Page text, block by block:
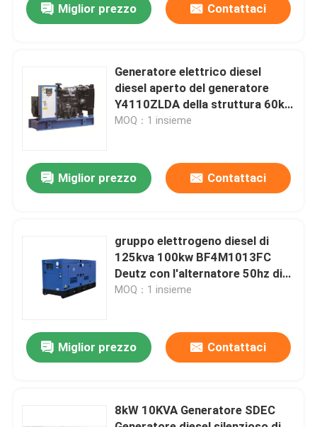
Casa
Video
Giro della fabbrica
Controllo di qualità
Richieda una citazione
Generatori diesel di Cummins
Generatore diesel di Fawde
Miglior prezzo Contattaci
Generatore elettrico diesel
diesel aperto del generatore
Y4110ZLDA della struttura 60kw
75kva
MOQ：1 insieme
Miglior prezzo Contattaci
gruppo elettrogeno diesel di
125kva 100kw BF4M1013FC
Deutz con l'alternatore 50hz di
Stamford
MOQ：1 insieme
Miglior prezzo Contattaci
8kW 10KVA Generatore SDEC